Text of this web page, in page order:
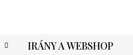
IRÁNY A WEBSHOP